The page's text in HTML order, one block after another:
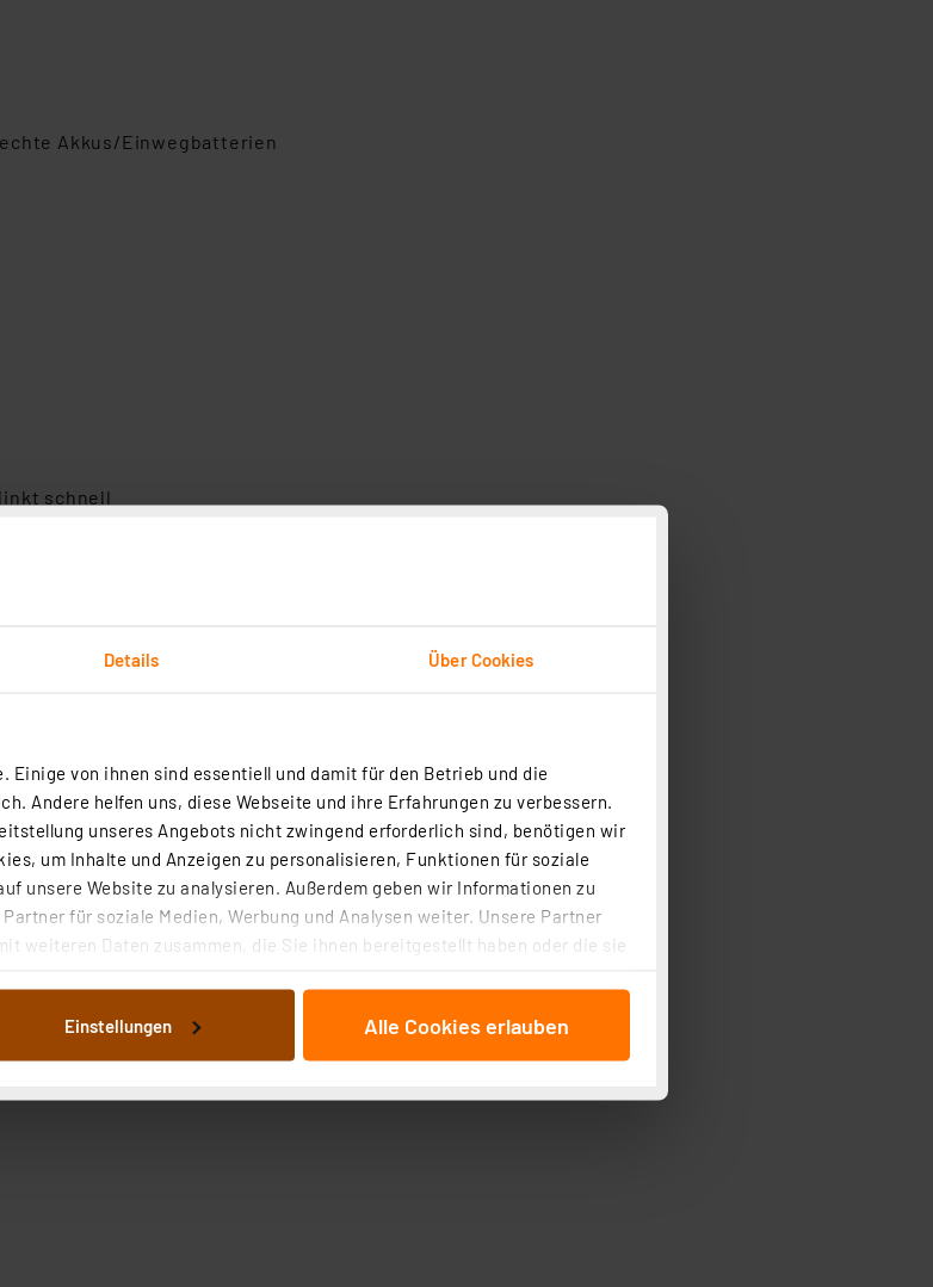
Details Über Cookies
Einige von ihnen sind essentiell und damit für den Betrieb und die
Andere helfen uns, diese Webseite und ihre Erfahrungen zu verbessern.
unseres Angebots nicht zwingend erforderlich sind, benötigen wir
um Inhalte und Anzeigen zu personalisieren, Funktionen für soziale
unsere Website zu analysieren. Außerdem geben wir Informationen zu
für soziale Medien, Werbung und Analysen weiter. Unsere Partner
weiteren Daten zusammen, die Sie ihnen bereitgestellt haben oder die sie
bzw. die von Ihnen ausgewählten Verarbeitungszwecke (Art. 6
der einzelnen Cookies nach Zweck und Anbieter ist durch Klick auf den
können Sie jederzeit unter dem Link „Cookie Einstellungen“
Widerrufs bleibt hiervon unberührt. Ihre Browser-Einstellungen können
gespeichert werden und dieses Banner erneut angezeigt wird.
Einstellungen Alle Cookies erlauben
Akkus/Einwegbatterien
schnell
oder P461